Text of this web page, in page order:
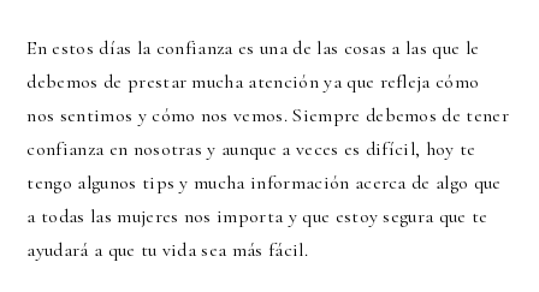
En estos días la confianza es una de las cosas a las que le
debemos de prestar mucha atención ya que refleja cómo
nos sentimos y cómo nos vemos. Siempre debemos de tener
confianza en nosotras y aunque a veces es difícil, hoy te
tengo algunos tips y mucha información acerca de algo que
a todas las mujeres nos importa y que estoy segura que te
ayudará a que tu vida sea más fácil.